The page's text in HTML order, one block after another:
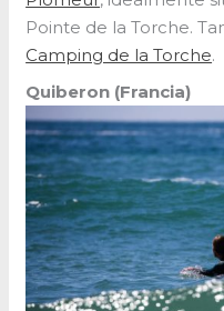
Pointe de la Torche.
Camping de la Torche.
Quiberon (Francia)